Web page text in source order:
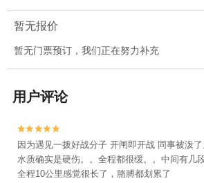
暂无报价
暂无门票预订，我们正在努力补充
用户评论


因为遇见一拨好战分子 开闸即开战 同事被泼
水质确实是硬伤。。全程都很缓。。中间有几
全程10公里感觉很长了，胳膊都划累了